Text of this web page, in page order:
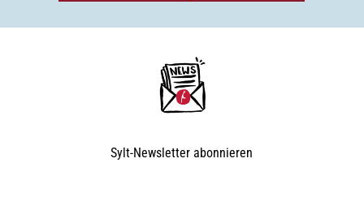
Sylt-Newsletter abonnieren